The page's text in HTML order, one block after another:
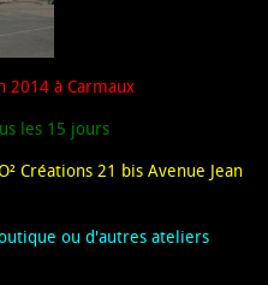
2014 à Carmaux
les 15 jours
Créations 21 bis Avenue Jean
ou d'autres ateliers